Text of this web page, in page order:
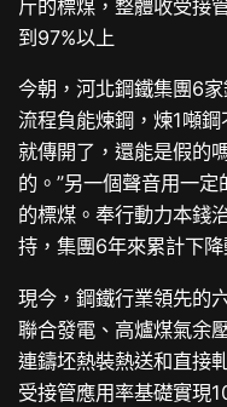
斤的標煤，整體收受接
到97%以上
今朝，河北鋼鐵集團6
流程負能煉鋼，煉1噸
就傳開了，還能是假的
的。”另一個聲音用一
的標煤。奉行動力本錢
持，集團6年來累計下
現今，鋼鐵行業領先的
聯合發電、高爐煤氣余
連鑄坯熱裝熱送和直接
受接管應用率基礎實現